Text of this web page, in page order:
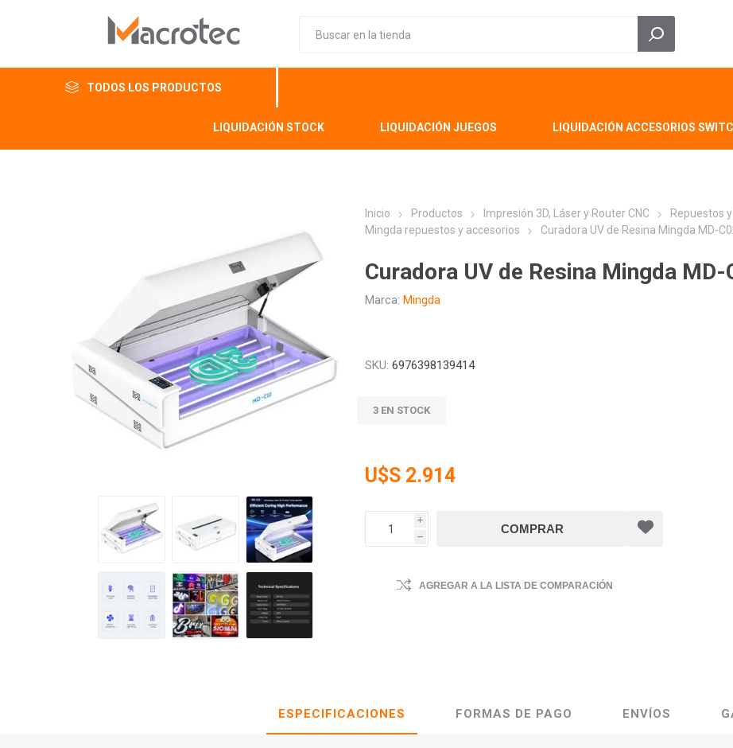
TODOS LOS PRODUCTOS
LIQUIDACIÓN STOCK LIQUIDACIÓN JUEGOS LIQUIDACIÓN ACCESORIOS
Inicio Productos Impresión 3D, Láser y Router CNC
Repuestos
Mingda repuestos y accesorios
Curadora UV de Resina Mingda MD-
Curadora UV de Resina Mingda
Marca: Mingda
SKU: 6976398139414
3 EN STOCK
U$S 2.914
i
h
AGREGAR A LA LISTA DE COMPARACIÓN
ESPECIFICACIONES FORMAS DE PAGO ENVÍOS